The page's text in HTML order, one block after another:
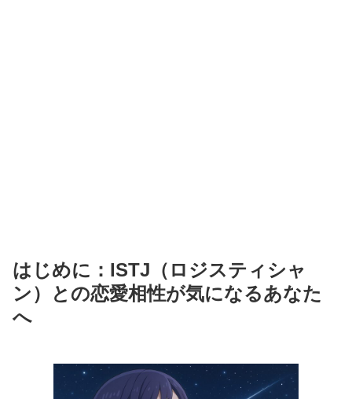
はじめに：ISTJ（ロジスティシャ
ン）との恋愛相性が気になるあなた
へ